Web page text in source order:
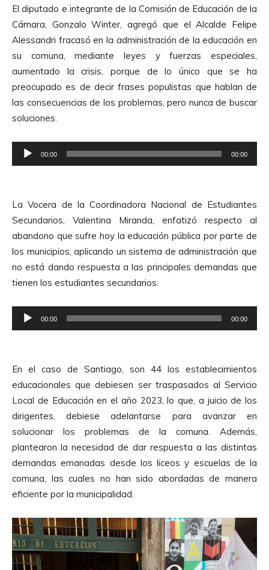
A
u
d
i
o
o
d
u
c
t
o
r
d
e
i
o
El diputado e integrante de la Comisión de Educación de la
Cámara, Gonzalo Winter, agregó que el Alcalde Felipe
Alessandri fracasó en la administración de la educación en
su comuna, mediante leyes y fuerzas especiales,
aumentado la crisis, porque de lo único que se ha
preocupado es de decir frases populistas que hablan de
las consecuencias de los problemas, pero nunca de buscar
soluciones.
e
o
d
u
c
t
o
r
u
d
i
o
00:00 00:00
La Vocera de la Coordinadora Nacional de Estudiantes
Secundarios, Valentina Miranda, enfatizó respecto al
abandono que sufre hoy la educación pública por parte de
los municipios, aplicando un sistema de administración que
no está dando respuesta a las principales demandas que
tienen los estudiantes secundarios.
e
o
d
u
c
t
o
r
d
e
A
u
d
i
00:00 00:00
En el caso de Santiago, son 44 los establecimientos
educacionales que debiesen ser traspasados al Servicio
Local de Educación en el año 2023, lo que, a juicio de los
dirigentes, debiese adelantarse para avanzar en
solucionar los problemas de la comuna. Además,
plantearon la necesidad de dar respuesta a las distintas
demandas emanadas desde los liceos y escuelas de la
comuna, las cuales no han sido abordadas de manera
eficiente por la municipalidad.